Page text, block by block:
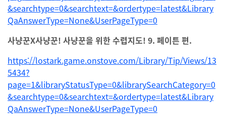
&searchtype=0&searchtext=&ordertype=latest&Library
QaAnswerType=None&UserPageType=0
사냥꾼X사냥꾼! 사냥꾼을 위한 수렵지도! 9. 페이튼 편.
https://lostark.game.onstove.com/Library/Tip/Views/13
5434?
page=1&libraryStatusType=0&librarySearchCategory=0
&searchtype=0&searchtext=&ordertype=latest&Library
QaAnswerType=None&UserPageType=0